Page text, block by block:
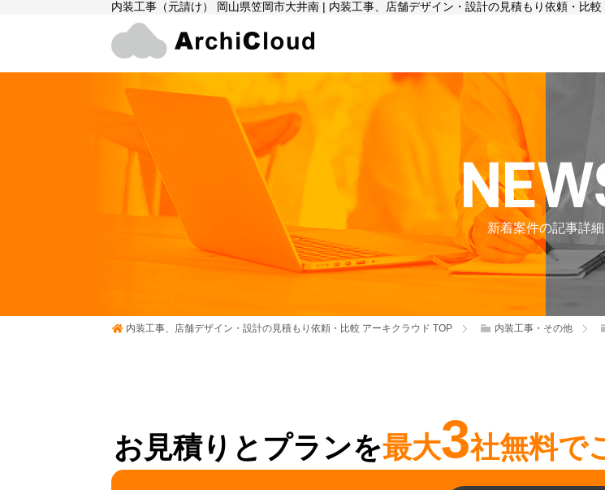
内装工事（元請け） 岡山県笠岡市大井南 | 内装工事、店舗デザイン・設計の見積もり依頼・比較
新着案件の記事詳細
内装工事、店舗デザイン・設計の見積もり依頼・比較 アーキクラウド TOP 内装工事・その他
お見積りとプランを最大3社無料で